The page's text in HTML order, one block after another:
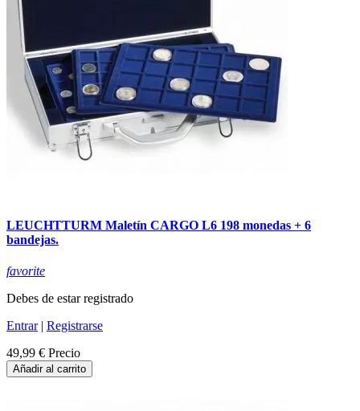
LEUCHTTURM Maletín CARGO L6 198 monedas + 6
bandejas.
favorite
Debes de estar registrado
Entrar| Registrarse
49,99 € Precio
Añadir al carrito